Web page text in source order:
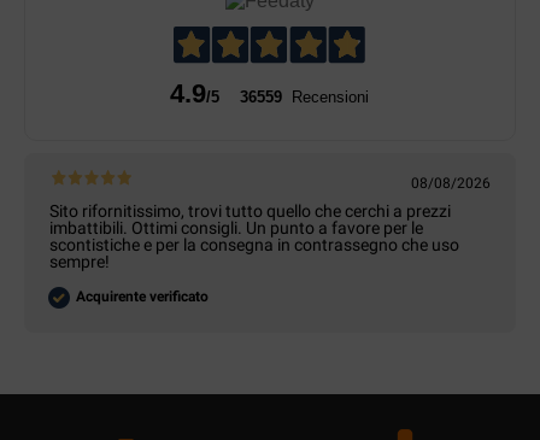
4.9/5 36559 Recensioni
08/08/2026
Sito rifornitissimo, trovi tutto quello che cerchi a prezzi
imbattibili. Ottimi consigli. Un punto a favore per le
scontistiche e per la consegna in contrassegno che uso
sempre!
Acquirente verificato